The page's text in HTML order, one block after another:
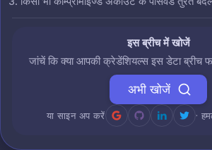
इस ब्रीच में खोजें
जांचें कि क्या आपकी क्रेडेंशियल्स इस डेटा ब्रीच
अभी खोजें
या साइन अप करें ·